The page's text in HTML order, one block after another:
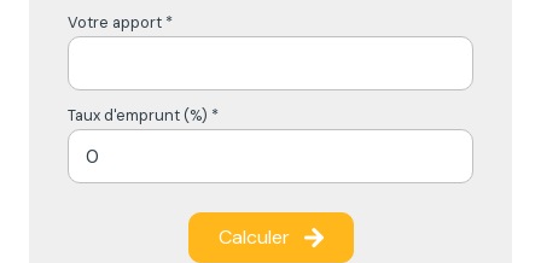
Votre apport *
Taux d'emprunt (%) *
Calculer